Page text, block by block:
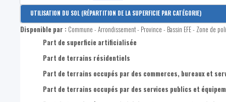
Densité de population contemporaine (hab./km²)
Densité de population pour comparaisons temporelles (hab./
Disponible par :Commune - Arrondissement - Province - Bassin EFE - Zone de
Part de superficie occupée par un revêtement artificiel au sol
Part de superficie occupée par des constructions
Part de superficie occupée par le réseau ferroviaire
Part de superficie occupée par des sols nus
Part de superficie occupée par des eaux de surface
UTILISATION DU SOL (RÉPARTITION DE LA SUPERFICIE PAR CATÉGORIE)
Disponible par : Commune - Arrondissement - Province - Bassin EFE - Zone de
Part de superficie artificialisée
Part de terrains résidentiels
Part de terrains occupés par des commerces, bureaux et
Part de terrains occupés par des services publics et